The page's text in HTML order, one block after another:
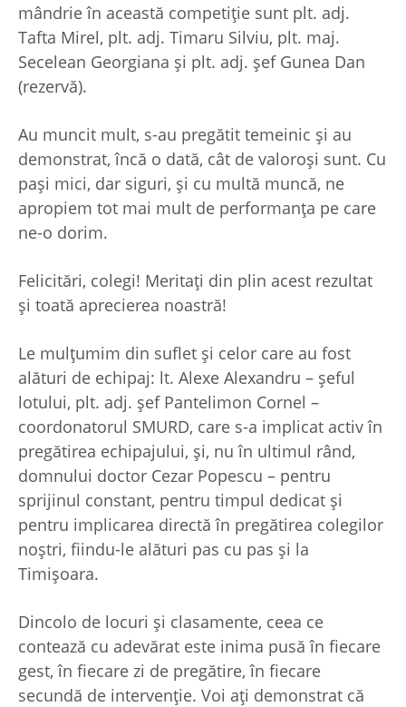
mândrie în această competiție sunt plt. adj.
Tafta Mirel, plt. adj. Timaru Silviu, plt. maj.
Secelean Georgiana și plt. adj. șef Gunea Dan
(rezervă).
Au muncit mult, s-au pregătit temeinic și au
demonstrat, încă o dată, cât de valoroși sunt. Cu
pași mici, dar siguri, și cu multă muncă, ne
apropiem tot mai mult de performanța pe care
ne-o dorim.
Felicitări, colegi! Meritați din plin acest rezultat
și toată aprecierea noastră!
Le mulțumim din suflet și celor care au fost
alături de echipaj: lt. Alexe Alexandru – șeful
lotului, plt. adj. șef Pantelimon Cornel –
coordonatorul SMURD, care s-a implicat activ în
pregătirea echipajului, și, nu în ultimul rând,
domnului doctor Cezar Popescu – pentru
sprijinul constant, pentru timpul dedicat și
pentru implicarea directă în pregătirea colegilor
noștri, fiindu-le alături pas cu pas și la
Timișoara.
Dincolo de locuri și clasamente, ceea ce
contează cu adevărat este inima pusă în fiecare
gest, în fiecare zi de pregătire, în fiecare
secundă de intervenție. Voi ați demonstrat că